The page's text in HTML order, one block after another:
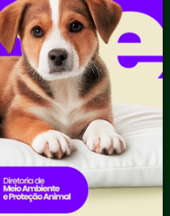
Portal Transporte
Escolar
Contratos
Contratos Administrativos